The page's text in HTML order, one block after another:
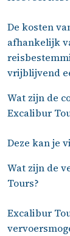
De kosten
afhankelijk
vrijblijvend
Wat zijn de
Excalibur
Deze kan je
Wat zijn de
Tours?
Excalibur